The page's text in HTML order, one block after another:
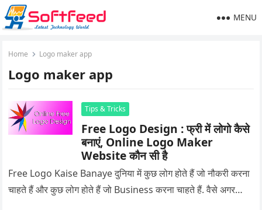
MENU
Home Logo maker app
Logo maker app
Tips & Tricks
Free Logo Design : फ्री में लोगो कैसे
बनाएं, Online Logo Maker
Website कौन सी है
Free Logo Kaise Banaye दुनिया में कुछ लोग होते हैं जो नौकरी करना
चाहते हैं और कुछ लोग होते हैं जो Business करना चाहते हैं. वैसे अगर…